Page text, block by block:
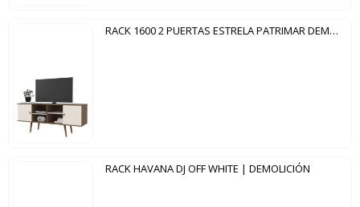
RACK 1600 2 PUERTAS ESTRELA PATRIMAR DEMOLICION|OFF WHITE
RACK HAVANA DJ OFF WHITE | DEMOLICIÓN